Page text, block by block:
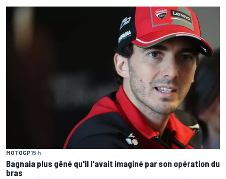
MOTOGP15 h
Bagnaia plus gêné qu'il l'avait imaginé par son opération du
bras